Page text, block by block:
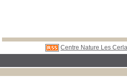
Centre Nature Les